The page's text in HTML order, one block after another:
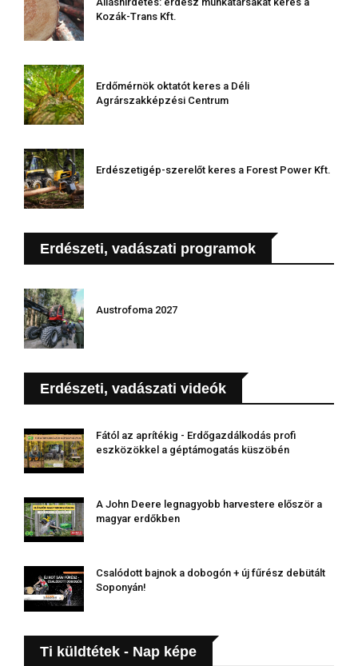
Kozák-Trans Kft.
Erdőmérnök oktatót keres a Déli
Agrárszakképzési Centrum
Erdészetigép-szerelőt keres a Forest Power Kft.
Erdészeti, vadászati programok
Austrofoma 2027
Erdészeti, vadászati videók
Fától az aprítékig - Erdőgazdálkodás profi
eszközökkel a géptámogatás küszöbén
A John Deere legnagyobb harvestere először a
magyar erdőkben
Csalódott bajnok a dobogón + új fűrész debütált
Soponyán!
Ti küldtétek - Nap képe